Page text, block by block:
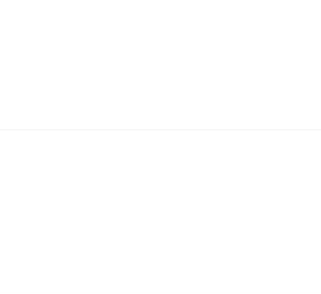
і закрити онлайн-трансляції у